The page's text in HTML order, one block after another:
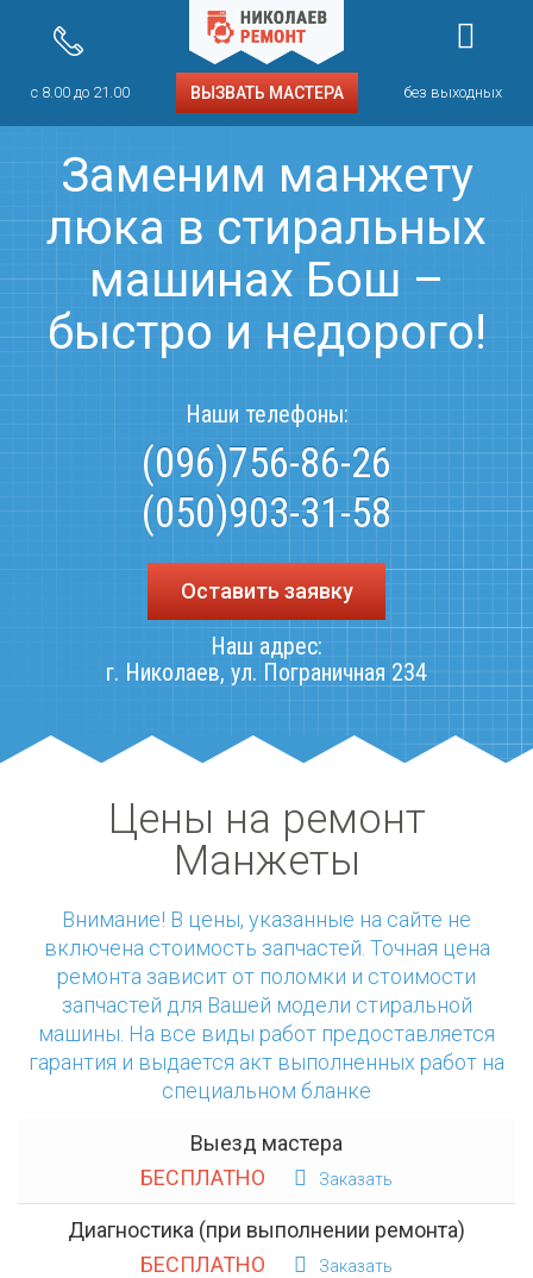
с 8.00 до 21.00 ВЫЗВАТЬ МАСТЕРА без выходных
Заменим манжету
люка в стиральных
машинах Бош –
быстро и недорого!
Наши телефоны:
(096)756-86-26
(050)903-31-58
Оставить заявку
Наш адрес:
г. Николаев, ул. Пограничная 234
Цены на ремонт
Манжеты
Внимание! В цены, указанные на сайте не
включена стоимость запчастей. Точная цена
ремонта зависит от поломки и стоимости
запчастей для Вашей модели стиральной
машины. На все виды работ предоставляется
гарантия и выдается акт выполненных работ на
специальном бланке
Выезд мастера
БЕСПЛАТНО
Заказать
Диагностика (при выполнении ремонта)
БЕСПЛАТНО
Заказать